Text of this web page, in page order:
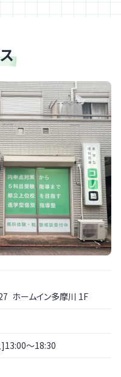
ホームイン多摩川 1F
～18:30